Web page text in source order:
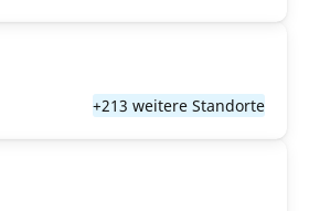
+213 weitere Standorte